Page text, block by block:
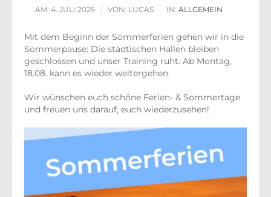
AM: 4. JULI 2025 VON: LUCAS IN: ALLGEMEIN
Mit dem Beginn der Sommerferien gehen wir in die
Sommerpause: Die städtischen Hallen bleiben
geschlossen und unser Training ruht. Ab Montag,
18.08. kann es wieder weitergehen.
Wir wünschen euch schöne Ferien- & Sommertage
und freuen uns darauf, euch wiederzusehen!